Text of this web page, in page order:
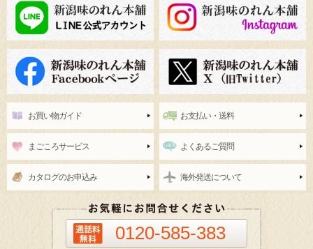
お買い物ガイド お支払い・送料
まごころサービス よくあるご質問
カタログのお申込み 海外発送について
0120-585-383